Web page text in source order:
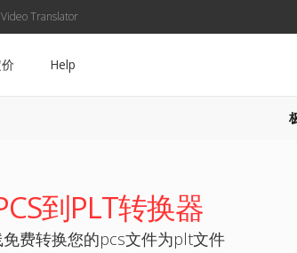
Video Translator
Help
到PLT转换器
费转换您的pcs文件为plt文件